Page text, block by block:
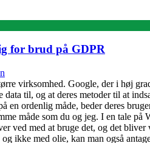
for brud på GDPR
virksomhed. Google, der i høj
data til, og at deres metoder til at
en ordenlig måde, beder deres
måde som du og jeg. I en tale
ved med at bruge det, og det bliver
ikke med olie, kan man også